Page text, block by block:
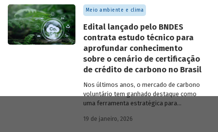
Meio ambiente e clima
Edital lançado pelo BNDES
contrata estudo técnico para
aprofundar conhecimento
sobre o cenário de certificação
de crédito de carbono no Brasil
Nos últimos anos, o mercado de carbono
voluntário tem ganhado destaque como
uma ferramenta estratégica para
de carbono e demonstrar compromisso
19 de janeiro, 2026